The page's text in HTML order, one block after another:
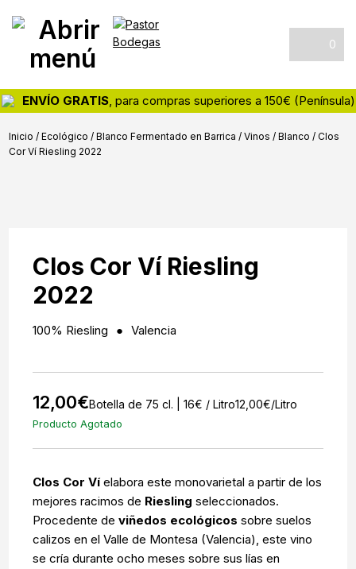
navigation
content
Pastor
Bodegas
Tienda
online
y
destilados
0
ENVÍO GRATIS, para compras superiores a 150€ (Península)
Inicio / Ecológico /Blanco Fermentado en Barrica /Vinos /Blanco /Clos
Cor Ví Riesling 2022
Clos Cor Ví Riesling
2022
100% Riesling Valencia
12,00€Botella de 75 cl. | 16€ / Litro12,00€/Litro
Producto Agotado
Clos Cor Ví elabora este monovarietal a partir de los
mejores racimos de Riesling seleccionados.
Procedente deviñedos ecológicos sobre suelos
calizos en el Valle de Montesa (Valencia), este vino
se cría durante ocho meses sobre sus lías en